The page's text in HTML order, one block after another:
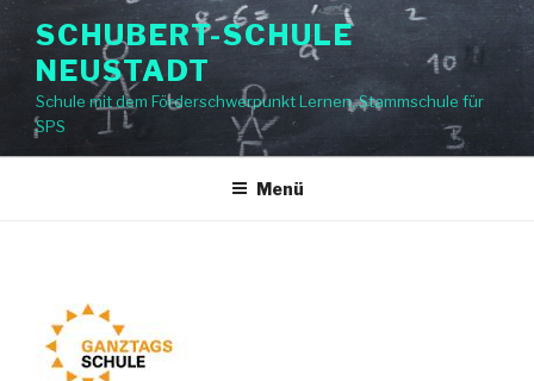
Zum
Inhalt
springen
SCHUBERT-SCHULE
NEUSTADT
Schule mit dem Förderschwerpunkt Lernen, Stammschule für
SPS
Menü